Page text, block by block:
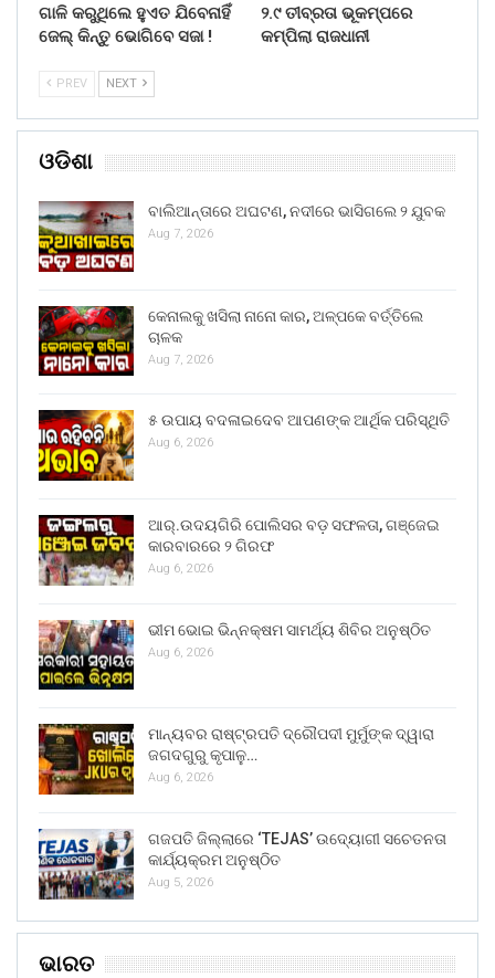
ଗାଳି କରୁଥିଲେ ହୁଏତ ଯିବେନାହିଁ
ଜେଲ୍ କିନ୍ତୁ ଭୋଗିବେ ସଜା !
୨.୯ ତୀବ୍ରତା ଭୂକମ୍ପରେ
କମ୍ପିଲା ରାଜଧାନୀ
PREV NEXT
ଓଡିଶା
ବାଲିଆନ୍ତାରେ ଅଘଟଣ, ନଦୀରେ ଭାସିଗଲେ ୨ ଯୁବକ
Aug 7, 2026
କେନାଲକୁ ଖସିଲା ନାନୋ କାର, ଅଳ୍ପକେ ବର୍ତ୍ତିଲେ
ଚାଳକ
Aug 7, 2026
୫ ଉପାୟ ବଦଳାଇଦେବ ଆପଣଙ୍କ ଆର୍ଥିକ ପରିସ୍ଥିତି
Aug 6, 2026
ଆର୍.ଉଦୟଗିରି ପୋଲିସର ବଡ଼ ସଫଳତା, ଗଞ୍ଜେଇ
କାରବାରରେ ୨ ଗିରଫ
Aug 6, 2026
ଭୀମ ଭୋଇ ଭିନ୍ନକ୍ଷମ ସାମର୍ଥ୍ୟ ଶିବିର ଅନୁଷ୍ଠିତ
Aug 6, 2026
ମାନ୍ୟବର ରାଷ୍ଟ୍ରପତି ଦ୍ରୌପଦୀ ମୁର୍ମୁଙ୍କ ଦ୍ୱାରା
ଜଗଦଗୁରୁ କୃପାଳୁ…
Aug 6, 2026
ଗଜପତି ଜିଲ୍ଲାରେ ‘TEJAS’ ଉଦ୍ୟୋଗୀ ସଚେତନତା
କାର୍ଯ୍ୟକ୍ରମ ଅନୁଷ୍ଠିତ
Aug 5, 2026
ଭାରତ